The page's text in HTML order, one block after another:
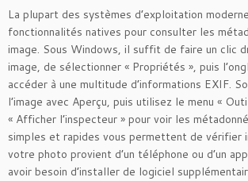
La plupart des systèmes d’exploitation
fonctionnalités natives pour consulter les
image. Sous Windows, il suffit de faire un clic
image, de sélectionner « Propriétés », puis
accéder à une multitude d’informations EXIF.
l’image avec Aperçu, puis utilisez le menu «
« Afficher l’inspecteur » pour voir les
simples et rapides vous permettent de vérifier
votre photo provient d’un téléphone ou d’un
avoir besoin d’installer de logiciel